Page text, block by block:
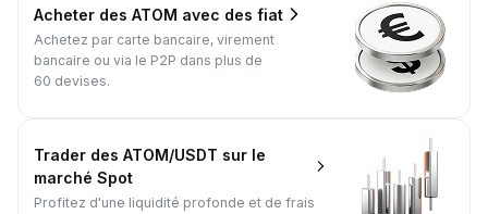
Acheter des ATOM avec des fiat
Achetez par carte bancaire, virement
bancaire ou via le P2P dans plus de
60 devises.
Trader des ATOM/USDT sur le
marché Spot
Profitez d'une liquidité profonde et de frais